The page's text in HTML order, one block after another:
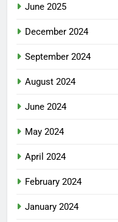
June 2025
December 2024
September 2024
August 2024
June 2024
May 2024
April 2024
February 2024
January 2024